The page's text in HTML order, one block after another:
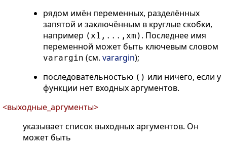
рядом имён переменных, разделённых
запятой и заключённым в круглые скобки,
например (x1,...,xm) . Последнее имя
переменной может быть ключевым словом
varargin (см. varargin);
последовательностью () или ничего, если у
функции нет входных аргументов.
<выходные_аргументы>
указывает список выходных аргументов. Он
может быть